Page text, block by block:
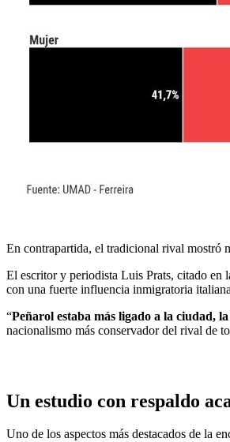
En contrapartida, el tradicional rival mostró
El escritor y periodista Luis Prats, citado en
con una fuerte influencia inmigratoria
“Peñarol estaba más ligado a la ciudad,
nacionalismo más conservador del rival de
Un estudio con respaldo
Uno de los aspectos más destacados de la